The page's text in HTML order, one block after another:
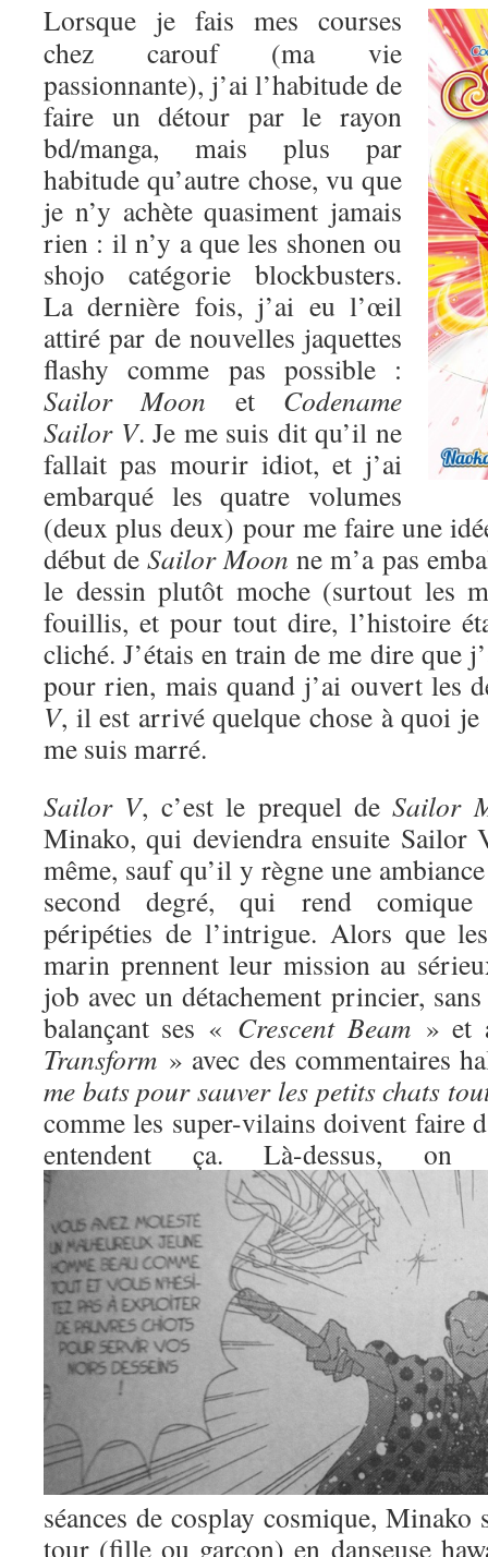
Lorsque je fais mes courses
chez carouf (ma vie
passionnante), j’ai l’habitude de
faire un détour par le rayon
bd/manga, mais plus par
habitude qu’autre chose, vu que
je n’y achète quasiment jamais
rien : il n’y a que les shonen ou
shojo catégorie blockbusters.
La dernière fois, j’ai eu l’œil
attiré par de nouvelles jaquettes
flashy comme pas possible :
Sailor Moon et Codename
Sailor V. Je me suis dit qu’il ne
fallait pas mourir idiot, et j’ai
embarqué les quatre volumes
(deux plus deux) pour me faire une
début deSailor Moon ne m’a pas
le dessin plutôt moche (surtout les
fouillis, et pour tout dire, l’histoire
cliché. J’étais en train de me dire que
pour rien, mais quand j’ai ouvert les
V, il est arrivé quelque chose à quoi je
me suis marré.
Sailor V, c’est le prequel deSailor
Minako, qui deviendra ensuite Sailor
même, sauf qu’il y règne une
second degré, qui rend comique
péripéties de l’intrigue. Alors que
marin prennent leur mission au
job avec un détachement princier,
balançant ses « Crescent Beam» et
Transform » avec des commentaires
me bats pour sauver les petits chats
comme les super-vilains doivent faire
entendent ça. Là-dessus,
séances de cosplay cosmique,
tour (fille ou garçon) en danseuse